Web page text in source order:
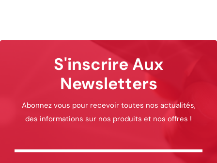
S'inscrire Aux
Newsletters
Abonnez vous pour recevoir toutes nos actualités,
des informations sur nos produits et nos offres !